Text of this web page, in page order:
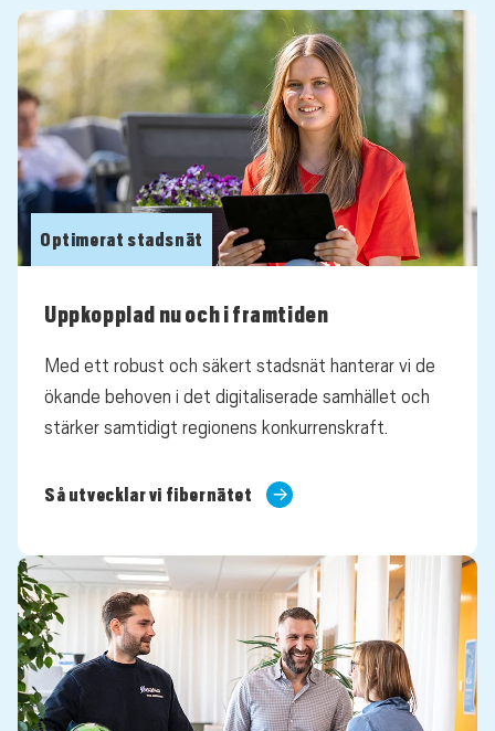
Optimerat stadsnät
Uppkopplad nu och i framtiden
Med ett robust och säkert stadsnät hanterar vi de
ökande behoven i det digitaliserade samhället och
stärker samtidigt regionens konkurrenskraft.
Så utvecklar vi fibernätet